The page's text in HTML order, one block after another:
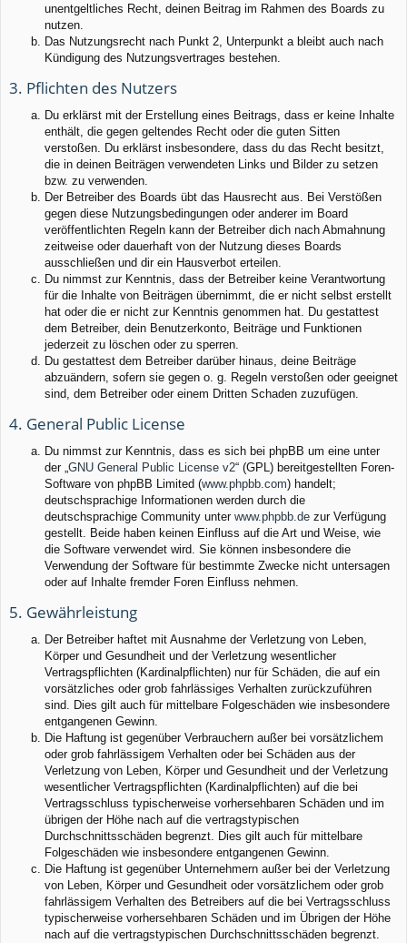
unentgeltliches Recht, deinen Beitrag im Rahmen des Boards zu
nutzen.
Das Nutzungsrecht nach Punkt 2, Unterpunkt a bleibt auch nach
Kündigung des Nutzungsvertrages bestehen.
3. Pflichten des Nutzers
Du erklärst mit der Erstellung eines Beitrags, dass er keine Inhalte
enthält, die gegen geltendes Recht oder die guten Sitten
verstoßen. Du erklärst insbesondere, dass du das Recht besitzt,
die in deinen Beiträgen verwendeten Links und Bilder zu setzen
bzw. zu verwenden.
Der Betreiber des Boards übt das Hausrecht aus. Bei Verstößen
gegen diese Nutzungsbedingungen oder anderer im Board
veröffentlichten Regeln kann der Betreiber dich nach Abmahnung
zeitweise oder dauerhaft von der Nutzung dieses Boards
ausschließen und dir ein Hausverbot erteilen.
Du nimmst zur Kenntnis, dass der Betreiber keine Verantwortung
für die Inhalte von Beiträgen übernimmt, die er nicht selbst erstellt
hat oder die er nicht zur Kenntnis genommen hat. Du gestattest
dem Betreiber, dein Benutzerkonto, Beiträge und Funktionen
jederzeit zu löschen oder zu sperren.
Du gestattest dem Betreiber darüber hinaus, deine Beiträge
abzuändern, sofern sie gegen o. g. Regeln verstoßen oder geeignet
sind, dem Betreiber oder einem Dritten Schaden zuzufügen.
4. General Public License
Du nimmst zur Kenntnis, dass es sich bei phpBB um eine unter
der „GNU General Public License v2“ (GPL) bereitgestellten Foren-
Software von phpBB Limited (www.phpbb.com) handelt;
deutschsprachige Informationen werden durch die
deutschsprachige Community unter www.phpbb.de zur Verfügung
gestellt. Beide haben keinen Einfluss auf die Art und Weise, wie
die Software verwendet wird. Sie können insbesondere die
Verwendung der Software für bestimmte Zwecke nicht untersagen
oder auf Inhalte fremder Foren Einfluss nehmen.
5. Gewährleistung
Der Betreiber haftet mit Ausnahme der Verletzung von Leben,
Körper und Gesundheit und der Verletzung wesentlicher
Vertragspflichten (Kardinalpflichten) nur für Schäden, die auf ein
vorsätzliches oder grob fahrlässiges Verhalten zurückzuführen
sind. Dies gilt auch für mittelbare Folgeschäden wie insbesondere
entgangenen Gewinn.
Die Haftung ist gegenüber Verbrauchern außer bei vorsätzlichem
oder grob fahrlässigem Verhalten oder bei Schäden aus der
Verletzung von Leben, Körper und Gesundheit und der Verletzung
wesentlicher Vertragspflichten (Kardinalpflichten) auf die bei
Vertragsschluss typischerweise vorhersehbaren Schäden und im
übrigen der Höhe nach auf die vertragstypischen
Durchschnittsschäden begrenzt. Dies gilt auch für mittelbare
Folgeschäden wie insbesondere entgangenen Gewinn.
Die Haftung ist gegenüber Unternehmern außer bei der Verletzung
von Leben, Körper und Gesundheit oder vorsätzlichem oder grob
fahrlässigem Verhalten des Betreibers auf die bei Vertragsschluss
typischerweise vorhersehbaren Schäden und im Übrigen der Höhe
nach auf die vertragstypischen Durchschnittsschäden begrenzt.